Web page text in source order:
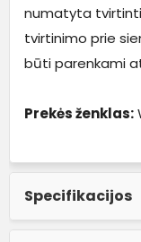
numatyta
tvirtinimo prie
būti parenkami
Prekės ženklas:
Specifikacijos